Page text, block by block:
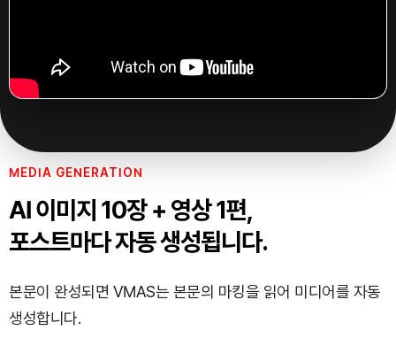
MEDIA GENERATION
AI 이미지 10장 + 영상 1편,
포스트마다 자동 생성됩니다.
본문이 완성되면 VMAS는 본문의 마킹을 읽어 미디어를 자동
생성합니다.